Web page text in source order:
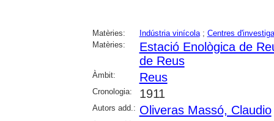
Matèries: Indústria vinícola; Centres
Matèries:
Estació Enològica de
de Reus
Àmbit: Reus
Cronologia: 1911
Autors add.: Oliveras Massó, Claudio